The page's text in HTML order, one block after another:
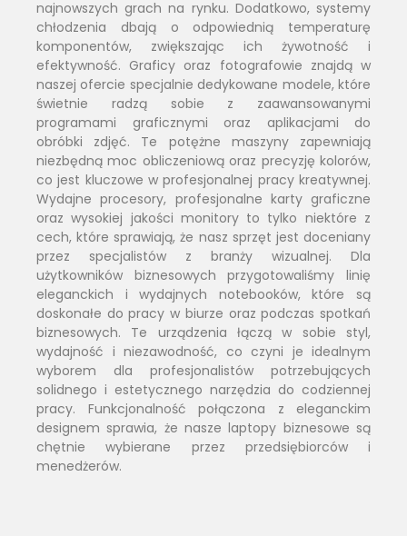
najnowszych grach na rynku. Dodatkowo, systemy
chłodzenia dbają o odpowiednią temperaturę
komponentów, zwiększając ich żywotność i
efektywność. Graficy oraz fotografowie znajdą w
naszej ofercie specjalnie dedykowane modele, które
świetnie radzą sobie z zaawansowanymi
programami graficznymi oraz aplikacjami do
obróbki zdjęć. Te potężne maszyny zapewniają
niezbędną moc obliczeniową oraz precyzję kolorów,
co jest kluczowe w profesjonalnej pracy kreatywnej.
Wydajne procesory, profesjonalne karty graficzne
oraz wysokiej jakości monitory to tylko niektóre z
cech, które sprawiają, że nasz sprzęt jest doceniany
przez specjalistów z branży wizualnej. Dla
użytkowników biznesowych przygotowaliśmy linię
eleganckich i wydajnych notebooków, które są
doskonałe do pracy w biurze oraz podczas spotkań
biznesowych. Te urządzenia łączą w sobie styl,
wydajność i niezawodność, co czyni je idealnym
wyborem dla profesjonalistów potrzebujących
solidnego i estetycznego narzędzia do codziennej
pracy. Funkcjonalność połączona z eleganckim
designem sprawia, że nasze laptopy biznesowe są
chętnie wybierane przez przedsiębiorców i
menedżerów.